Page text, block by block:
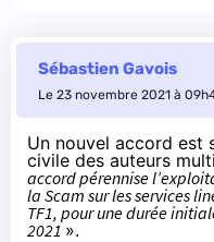
Sébastien Gavois
Le 23 novembre 2021 à
Un nouvel accord est
civile des auteurs
accord pérennise
la Scam sur les services
TF1, pour une durée
2021».